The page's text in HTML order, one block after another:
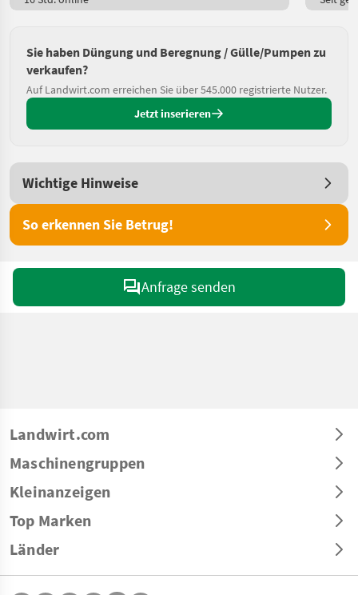
Sie haben Düngung und Beregnung / Gülle/Pumpen zu
verkaufen?
Auf Landwirt.com erreichen Sie über 545.000 registrierte Nutzer.
Jetzt inserieren
Wichtige Hinweise
So erkennen Sie Betrug!
Anfrage senden
Landwirt.com
Maschinengruppen
Kleinanzeigen
Top Marken
Länder